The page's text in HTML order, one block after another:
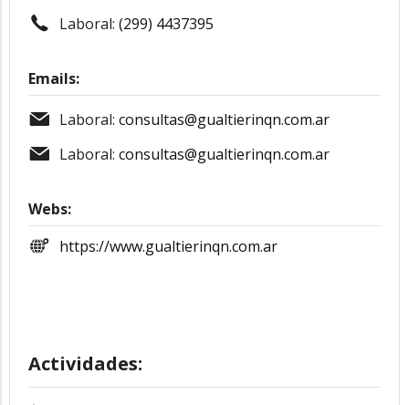
Laboral: (299) 4437395
Emails:
Laboral: consultas@gualtierinqn.com.ar
Laboral: consultas@gualtierinqn.com.ar
Webs:
https://www.gualtierinqn.com.ar
Actividades: